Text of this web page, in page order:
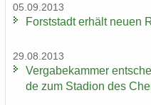
05.09.2013
Forst­stadt er­hält neuen
29.08.2013
Ver­ga­be­kam­mer
de zum Sta­di­on des